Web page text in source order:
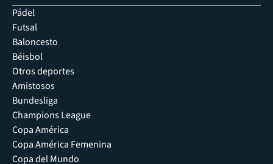
Pádel
Futsal
Baloncesto
Béisbol
Otros deportes
Amistosos
Bundesliga
Champions League
Copa América
Copa América Femenina
Copa del Mundo